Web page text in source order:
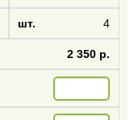
4
2 350 р.